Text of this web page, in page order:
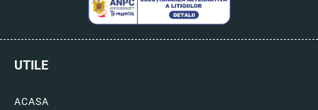
UTILE
ACASA